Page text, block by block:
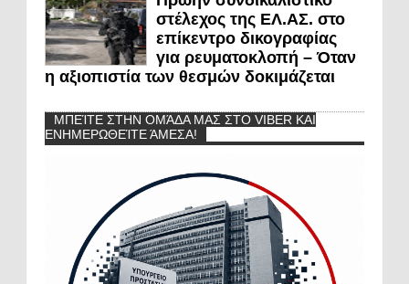
στέλεχος της ΕΛ.ΑΣ. στο
επίκεντρο δικογραφίας
για ρευματοκλοπή – Όταν
η αξιοπιστία των θεσμών δοκιμάζεται
ΜΠΕΊΤΕ ΣΤΗΝ ΟΜΆΔΑ ΜΑΣ ΣΤΟ VIBER ΚΑΙ
ΕΝΗΜΕΡΩΘΕΊΤΕ ΆΜΕΣΑ!